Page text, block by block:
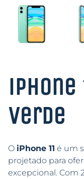
iPhone
Verde
O iPhone 11 é um
projetado para
excepcional. Com